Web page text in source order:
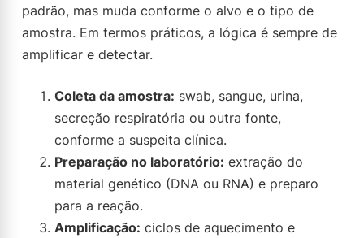
padrão, mas muda conforme o alvo e o tipo de
amostra. Em termos práticos, a lógica é sempre de
amplificar e detectar.
Coleta da amostra: swab, sangue, urina,
secreção respiratória ou outra fonte,
conforme a suspeita clínica.
Preparação no laboratório: extração do
material genético (DNA ou RNA) e preparo
para a reação.
Amplificação: ciclos de aquecimento e